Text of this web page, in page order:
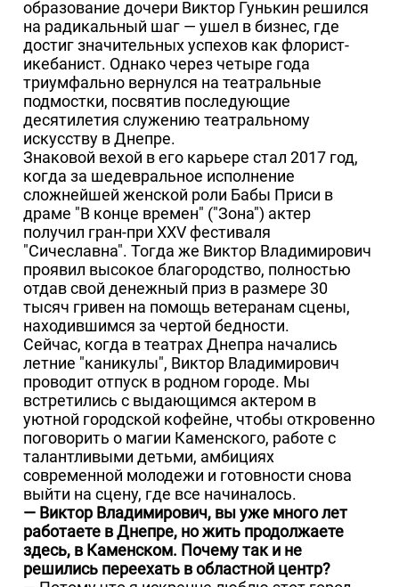
образование дочери Виктор Гунькин решился
на радикальный шаг — ушел в бизнес, где
достиг значительных успехов как флорист-
икебанист. Однако через четыре года
триумфально вернулся на театральные
подмостки, посвятив последующие
десятилетия служению театральному
искусству в Днепре.
Знаковой вехой в его карьере стал 2017 год,
когда за шедевральное исполнение
сложнейшей женской роли Бабы Приси в
драме "В конце времен" ("Зона") актер
получил гран-при XXV фестиваля
"Сичеславна". Тогда же Виктор Владимирович
проявил высокое благородство, полностью
отдав свой денежный приз в размере 30
тысяч гривен на помощь ветеранам сцены,
находившимся за чертой бедности.
Сейчас, когда в театрах Днепра начались
летние "каникулы", Виктор Владимирович
проводит отпуск в родном городе. Мы
встретились с выдающимся актером в
уютной городской кофейне, чтобы откровенно
поговорить о магии Каменского, работе с
талантливыми детьми, амбициях
современной молодежи и готовности снова
выйти на сцену, где все начиналось.
— Виктор Владимирович, вы уже много лет
работаете в Днепре, но жить продолжаете
здесь, в Каменском. Почему так и не
решились переехать в областной центр?